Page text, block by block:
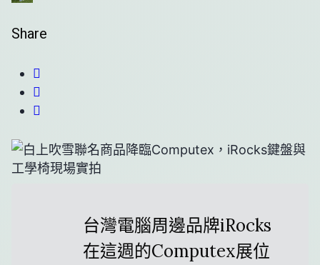
Share
台灣電腦周邊品牌iRocks
在這週的Computex展位